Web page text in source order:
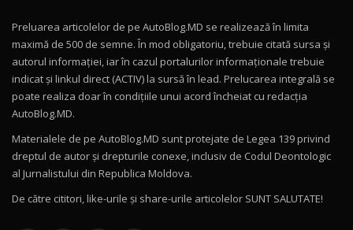
Mercedes-AMG E 53 HYBRID 4MATIC+ / Test
Drive AutoBlog.MD
16:27
11
Noul Volvo ES90 / Test Drive AutoBlog.MD
12
Noul MG HS / Test Drive AutoBlog.MD
16:48
Preluarea articolelor de pe AutoBlog.MD se realizează în limita
maximă de 500 de semne. În mod obligatoriu, trebuie citată sursa și
autorul informației, iar în cazul portalurilor informaționale trebuie
indicat și linkul direct (ACTIV) la sursă în lead. Prelucarea integrală se
poate realiza doar în condițiile unui acord încheiat cu redacţia
AutoBlog.MD.
Materialele de pe AutoBlog.MD sunt protejate de Legea 139 privind
dreptul de autor și drepturile conexe, inclusiv de Codul Deontologic
al Jurnalistului din Republica Moldova.
De către cititori, like-urile şi share-urile articolelor SUNT SALUTATE!